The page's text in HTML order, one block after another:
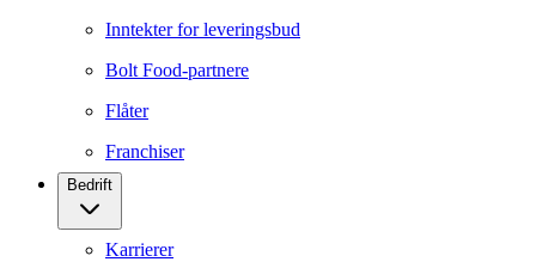
Inntekter for leveringsbud
Bolt Food-partnere
Flåter
Franchiser
Bedrift
Karrierer